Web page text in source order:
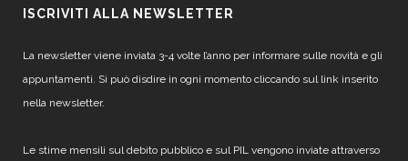
ISCRIVITI ALLA NEWSLETTER
La newsletter viene inviata 3-4 volte l’anno per informare sulle novità e gli
appuntamenti. Si può disdire in ogni momento cliccando sul link inserito
nella newsletter.
Le stime mensili sul debito pubblico e sul PIL vengono inviate attraverso